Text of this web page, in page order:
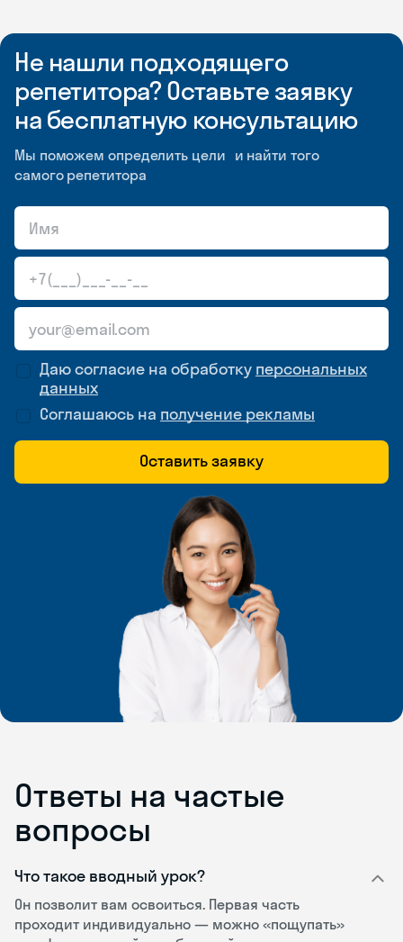
Не нашли подходящего
репетитора? Оставьте заявку
на бесплатную консультацию
Мы поможем определить цели и найти того
самого репетитора
Даю согласие на обработку персональных
данных
Соглашаюсь на получение рекламы
Оставить заявку
Ответы на частые
вопросы
Что такое вводный урок?
Он позволит вам освоиться. Первая часть
проходит индивидуально — можно «пощупать»